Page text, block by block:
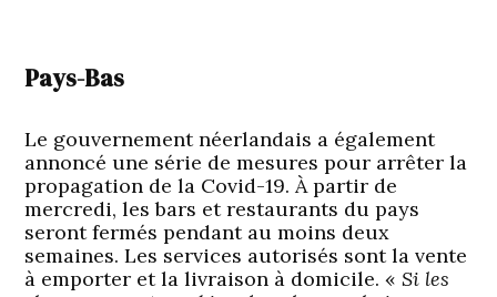
Pays-Bas
Le gouvernement néerlandais a également
annoncé une série de mesures pour arrêter la
propagation de la Covid-19. À partir de
mercredi, les bars et restaurants du pays
seront fermés pendant au moins deux
semaines. Les services autorisés sont la vente
à emporter et la livraison à domicile. «Si les